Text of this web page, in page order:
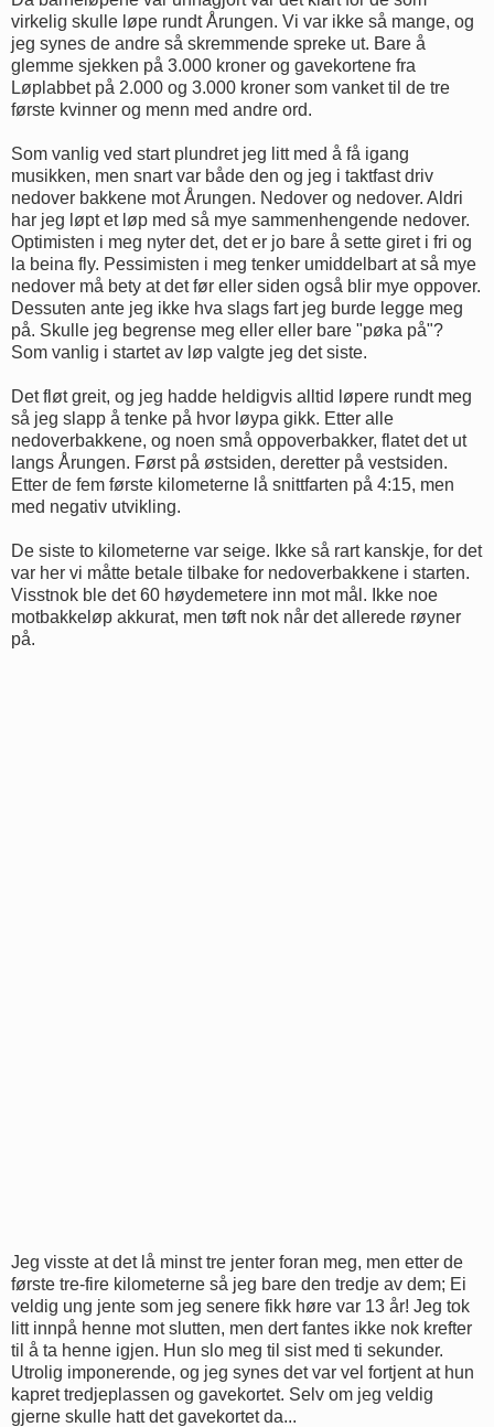
virkelig skulle løpe rundt Årungen. Vi var ikke så mange, og
jeg synes de andre så skremmende spreke ut. Bare å
glemme sjekken på 3.000 kroner og gavekortene fra
Løplabbet på 2.000 og 3.000 kroner som vanket til de tre
første kvinner og menn med andre ord.
Som vanlig ved start plundret jeg litt med å få igang
musikken, men snart var både den og jeg i taktfast driv
nedover bakkene mot Årungen. Nedover og nedover. Aldri
har jeg løpt et løp med så mye sammenhengende nedover.
Optimisten i meg nyter det, det er jo bare å sette giret i fri og
la beina fly. Pessimisten i meg tenker umiddelbart at så mye
nedover må bety at det før eller siden også blir mye oppover.
Dessuten ante jeg ikke hva slags fart jeg burde legge meg
på. Skulle jeg begrense meg eller eller bare "pøka på"?
Som vanlig i startet av løp valgte jeg det siste.
Det fløt greit, og jeg hadde heldigvis alltid løpere rundt meg
så jeg slapp å tenke på hvor løypa gikk. Etter alle
nedoverbakkene, og noen små oppoverbakker, flatet det ut
langs Årungen. Først på østsiden, deretter på vestsiden.
Etter de fem første kilometerne lå snittfarten på 4:15, men
med negativ utvikling.
De siste to kilometerne var seige. Ikke så rart kanskje, for det
var her vi måtte betale tilbake for nedoverbakkene i starten.
Visstnok ble det 60 høydemetere inn mot mål. Ikke noe
motbakkeløp akkurat, men tøft nok når det allerede røyner
på.
Jeg visste at det lå minst tre jenter foran meg, men etter de
første tre-fire kilometerne så jeg bare den tredje av dem; Ei
veldig ung jente som jeg senere fikk høre var 13 år! Jeg tok
litt innpå henne mot slutten, men dert fantes ikke nok krefter
til å ta henne igjen. Hun slo meg til sist med ti sekunder.
Utrolig imponerende, og jeg synes det var vel fortjent at hun
kapret tredjeplassen og gavekortet. Selv om jeg veldig
gjerne skulle hatt det gavekortet da...